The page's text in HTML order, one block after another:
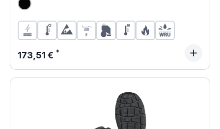
Regulärer Preis:
173,51 €